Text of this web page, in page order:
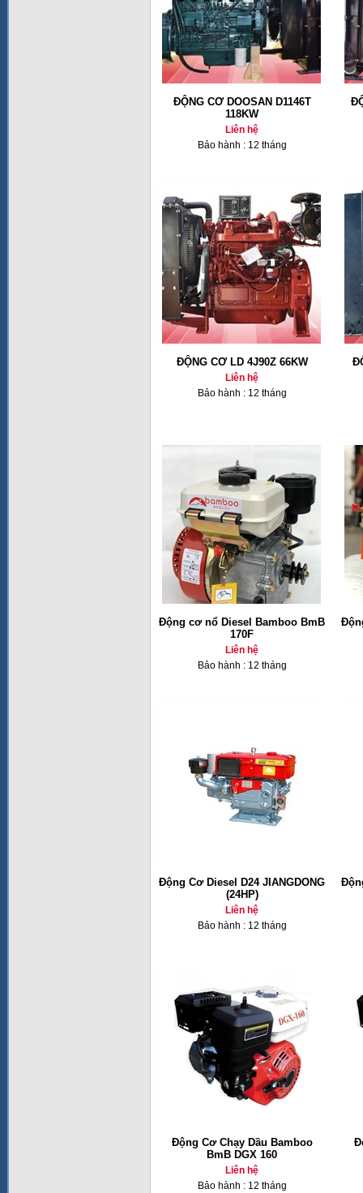
ĐỘNG CƠ DOOSAN D1146T
118KW
Liên hệ
Bảo hành : 12 tháng
ĐỘNG CƠ LD 4J90Z 66KW
Liên hệ
Bảo hành : 12 tháng
Động cơ nổ Diesel Bamboo BmB
170F
Liên hệ
Bảo hành : 12 tháng
Động Cơ Diesel D24 JIANGDONG
(24HP)
Liên hệ
Bảo hành : 12 tháng
Động Cơ Chạy Dầu Bamboo
BmB DGX 160
Liên hệ
Bảo hành : 12 tháng